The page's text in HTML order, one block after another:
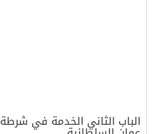
الباب الثاني الخدمة في شرطة